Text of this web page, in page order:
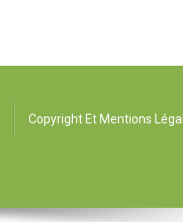
Copyright Et Mentions